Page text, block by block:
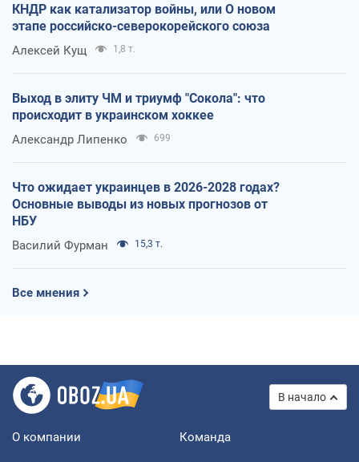
КНДР как катализатор войны, или О новом
этапе российско-северокорейского союза
Алексей Кущ 1,8 т.
Выход в элиту ЧМ и триумф "Сокола": что
происходит в украинском хоккее
Александр Липенко 699
Что ожидает украинцев в 2026-2028 годах?
Основные выводы из новых прогнозов от
НБУ
Василий Фурман 15,3 т.
Все мнения
В начало
О компании Команда